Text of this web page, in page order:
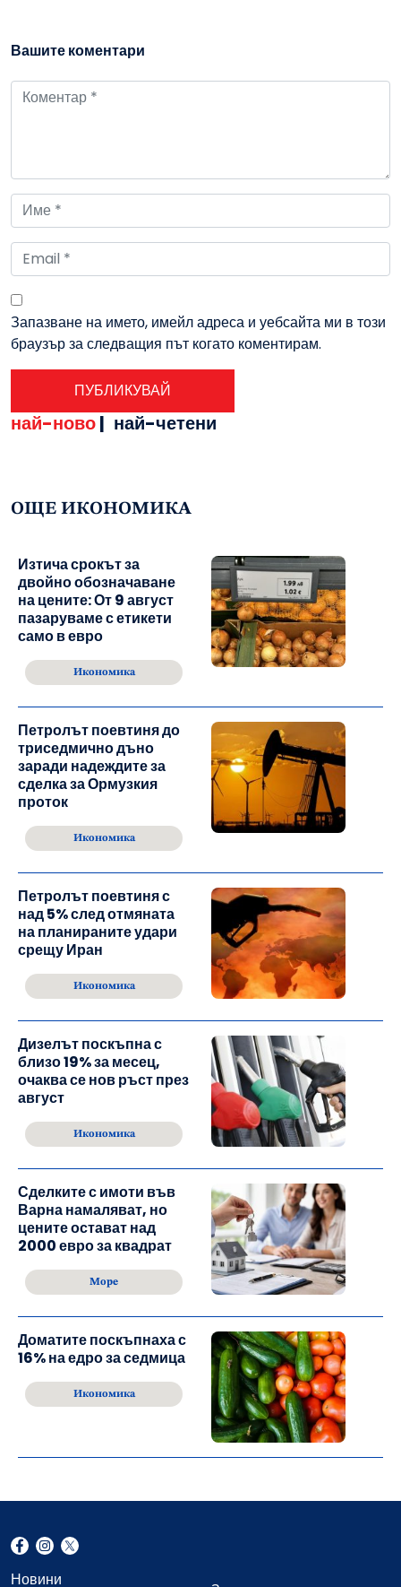
Вашите коментари
Запазване на името, имейл адреса и уебсайта ми в този
браузър за следващия път когато коментирам.
най-ново| най-четени
ОЩЕ ИКОНОМИКА
Изтича срокът за
двойно обозначаване
на цените: От 9 август
пазаруваме с етикети
само в евро
Икономика
Петролът поевтиня до
триседмично дъно
заради надеждите за
сделка за Ормузкия
проток
Икономика
Петролът поевтиня с
над 5% след отмяната
на планираните удари
срещу Иран
Икономика
Дизелът поскъпна с
близо 19% за месец,
очаква се нов ръст през
август
Икономика
Сделките с имоти във
Варна намаляват, но
цените остават над
2000 евро за квадрат
Море
Доматите поскъпнаха с
16% на едро за седмица
Икономика
Новини